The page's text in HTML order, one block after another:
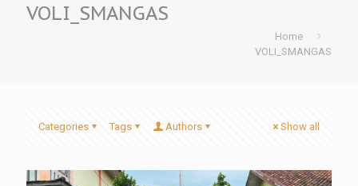
VOLI_SMANGAS
Home
VOLI_SMANGAS
Categories Tags Authors Show all